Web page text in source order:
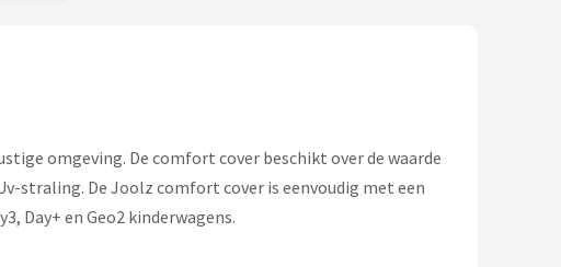
omgeving. De comfort cover beschikt over de waarde
straling. De Joolz comfort cover is eenvoudig met een
Day+ en Geo2 kinderwagens.